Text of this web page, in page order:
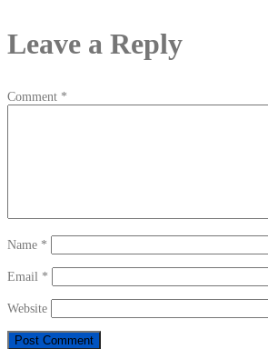
Leave a Reply
Comment *
Name *
Email *
Website